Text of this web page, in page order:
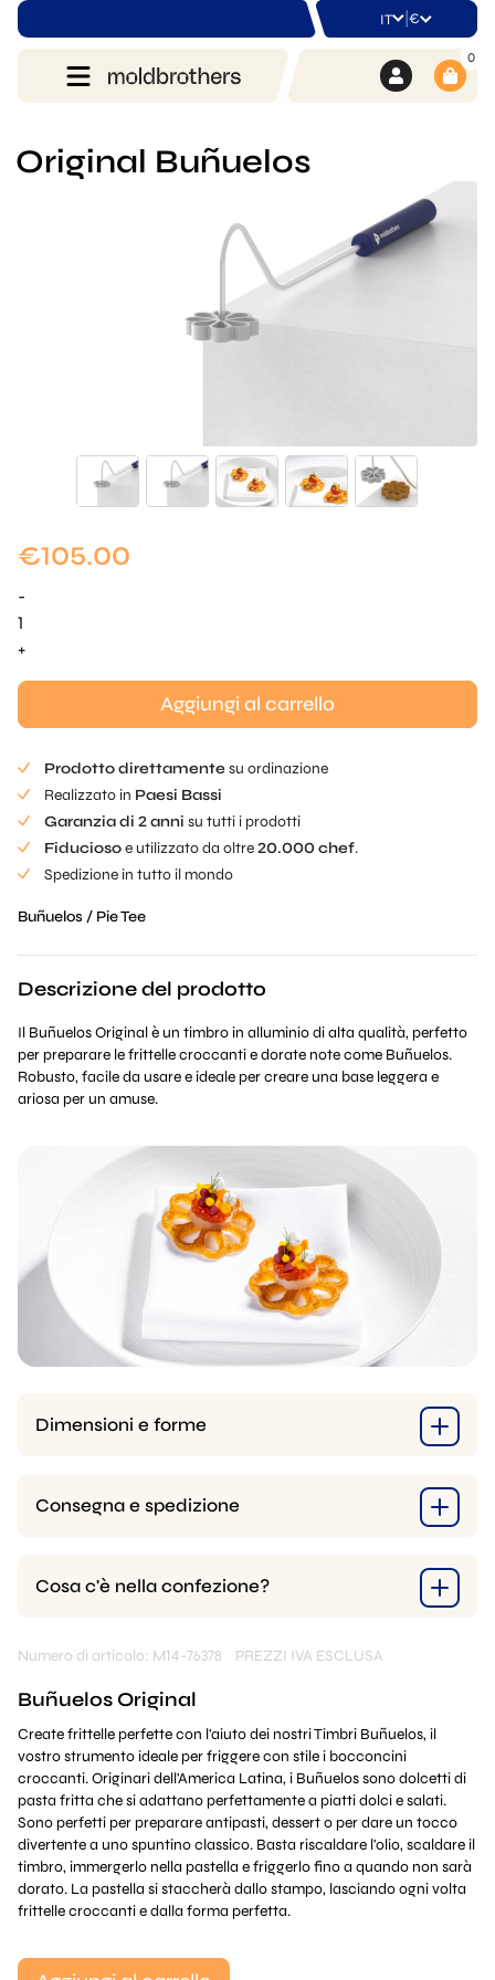
IT | €
0
Original Buñuelos
€105.00
-
Quantità
originale
+
Aggiungi al carrello
Prodotto direttamentesu ordinazione
Realizzato in Paesi Bassi
Garanzia di 2 anni su tutti i prodotti
Fiduciosoe utilizzato da oltre20.000 chef.
Spedizione in tutto il mondo
Buñuelos / Pie Tee
Descrizione del prodotto
Il Buñuelos Original è un timbro in alluminio di alta qualità, perfetto
per preparare le frittelle croccanti e dorate note come Buñuelos.
Robusto, facile da usare e ideale per creare una base leggera e
ariosa per un amuse.
Dimensioni e forme
Consegna e spedizione
Cosa c'è nella confezione?
Numero di articolo: M14-76378 PREZZI IVA ESCLUSA
Buñuelos Original
Create frittelle perfette con l'aiuto dei nostri Timbri Buñuelos, il
vostro strumento ideale per friggere con stile i bocconcini
croccanti. Originari dell'America Latina, i Buñuelos sono dolcetti di
pasta fritta che si adattano perfettamente a piatti dolci e salati.
Sono perfetti per preparare antipasti, dessert o per dare un tocco
divertente a uno spuntino classico. Basta riscaldare l'olio, scaldare il
timbro, immergerlo nella pastella e friggerlo fino a quando non sarà
dorato. La pastella si staccherà dallo stampo, lasciando ogni volta
frittelle croccanti e dalla forma perfetta.